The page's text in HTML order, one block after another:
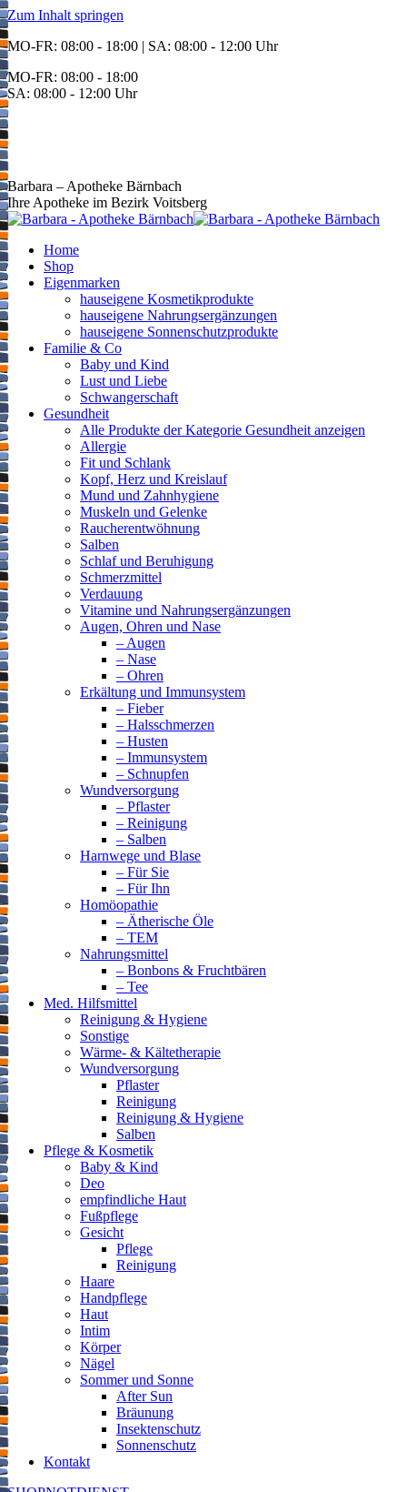
Zum Inhalt springen
MO-FR: 08:00 - 18:00 | SA: 08:00 - 12:00 Uhr
MO-FR: 08:00 - 18:00
SA: 08:00 - 12:00 Uhr
BEREITSCHAFT
+43 3142 62553
Barbara – Apotheke Bärnbach
Ihre Apotheke im Bezirk Voitsberg
Home
Shop
Eigenmarken
hauseigene Kosmetikprodukte
hauseigene Nahrungsergänzungen
hauseigene Sonnenschutzprodukte
Familie & Co
Baby und Kind
Lust und Liebe
Schwangerschaft
Gesundheit
Alle Produkte der Kategorie Gesundheit anzeigen
Allergie
Fit und Schlank
Kopf, Herz und Kreislauf
Mund und Zahnhygiene
Muskeln und Gelenke
Raucherentwöhnung
Salben
Schlaf und Beruhigung
Schmerzmittel
Verdauung
Vitamine und Nahrungsergänzungen
Augen, Ohren und Nase
– Augen
– Nase
– Ohren
Erkältung und Immunsystem
– Fieber
– Halsschmerzen
– Husten
– Immunsystem
– Schnupfen
Wundversorgung
– Pflaster
– Reinigung
– Salben
Harnwege und Blase
– Für Sie
– Für Ihn
Homöopathie
– Ätherische Öle
– TEM
Nahrungsmittel
– Bonbons & Fruchtbären
– Tee
Med. Hilfsmittel
Reinigung & Hygiene
Sonstige
Wärme- & Kältetherapie
Wundversorgung
Pflaster
Reinigung
Reinigung & Hygiene
Salben
Pflege & Kosmetik
Baby & Kind
Deo
empfindliche Haut
Fußpflege
Gesicht
Pflege
Reinigung
Haare
Handpflege
Haut
Intim
Körper
Nägel
Sommer und Sonne
After Sun
Bräunung
Insektenschutz
Sonnenschutz
Kontakt